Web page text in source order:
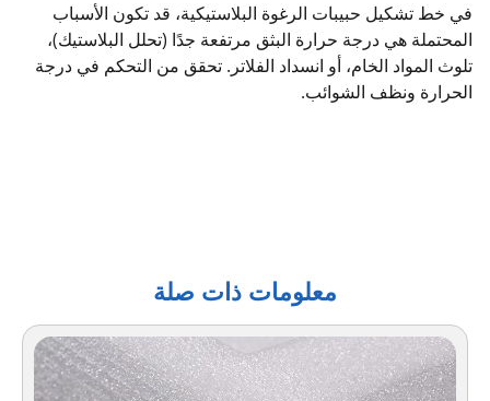
في خط تشكيل حبيبات الرغوة البلاستيكية، قد تكون الأسباب
المحتملة هي درجة حرارة البثق مرتفعة جدًا (تحلل البلاستيك)،
تلوث المواد الخام، أو انسداد الفلاتر. تحقق من التحكم في درجة
الحرارة ونظف الشوائب.
معلومات ذات صلة